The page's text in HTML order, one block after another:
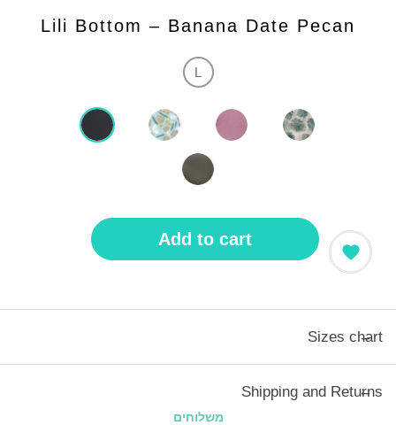
Lili Bottom – Banana Date Pecan
L
Add to cart
Sizes chart
Shipping and Returns
משלוחים